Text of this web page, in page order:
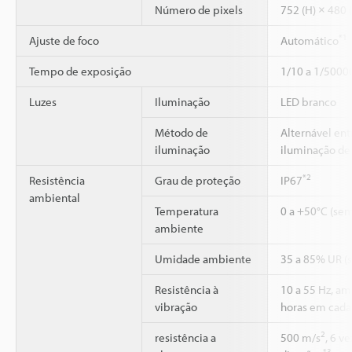
Número de pixels 752 (H) × 480
Ajuste de foco Automático
Tempo de exposição 1/10 a 1/
Luzes Iluminação LED branco
Método de
iluminação
Alternável
iluminação de
Resistência
ambiental
Grau de proteção IP67*2
Temperatura
ambiente
0 a +50°C
Umidade ambiente 35 a 85% UR
Resistência à
vibração
10 a 55 Hz,
horas em
resistência a
500 m/s2, 6